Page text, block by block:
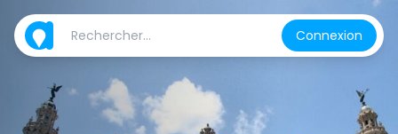
Connexion